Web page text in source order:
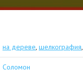
на дереве, шелкография,
Соломон